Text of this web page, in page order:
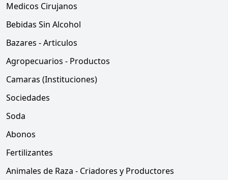
Medicos Cirujanos
Bebidas Sin Alcohol
Bazares - Articulos
Agropecuarios - Productos
Camaras (Instituciones)
Sociedades
Soda
Abonos
Fertilizantes
Animales de Raza - Criadores y Productores